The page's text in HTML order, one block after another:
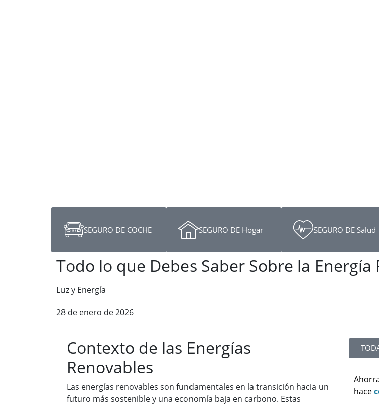
SEGURO DE COCHE SEGURO DE Hogar SEGURO DE Salud
Todo lo que Debes Saber Sobre la Energía
Luz y Energía
28 de enero de 2026
Contexto de las Energías
Renovables
Las energías renovables son fundamentales en la transición hacia un
futuro más sostenible y una economía baja en carbono. Estas
hace